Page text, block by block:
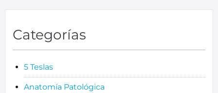
Categorías
5 Teslas
Anatomía Patológica